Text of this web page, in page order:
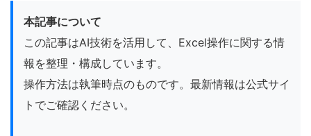
本記事について
この記事はAI技術を活用して、Excel操作に関する情
報を整理・構成しています。
操作方法は執筆時点のものです。最新情報は公式サイ
トでご確認ください。